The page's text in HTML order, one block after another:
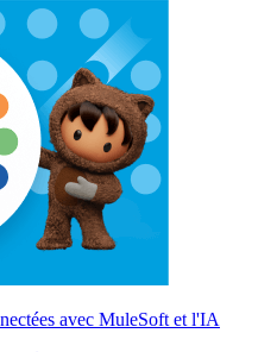
avec MuleSoft et l'IA